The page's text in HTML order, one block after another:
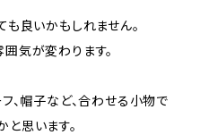
も良いかもしれません。
気が変わります。
、帽子など、合わせる小物で
思います。